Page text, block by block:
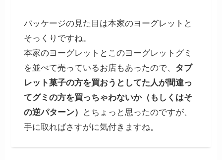
パッケージの見た目は本家のヨーグレットと
そっくりですね。
本家のヨーグレットとこのヨーグレットグミ
を並べて売っているお店もあったので、 タブ
レット菓子の方を買おうとしてた人が間違っ
てグミの方を買っちゃわないか（もしくはそ
の逆パターン）
とちょっと思ったのですが、
手に取ればさすがに気付きますね。